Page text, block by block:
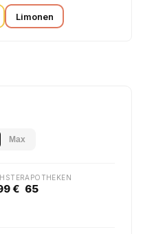
Limonen
Max
€
APOTHEKEN
65